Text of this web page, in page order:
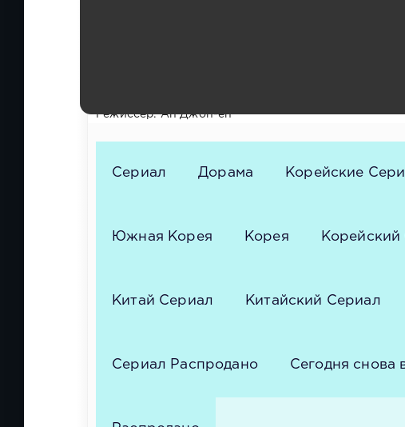
Йе Джин (Чхэ Вон Бин) - первоклассная ведущая
успешных продаж. Она профессионально
Режиссер: Ан Джон-ён
Сериал Дорама Корейские
Южная Корея Корея Корейский
Китай Сериал Китайский Сериал
Сериал Распродано Сегодня снова